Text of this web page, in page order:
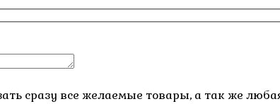
сразу все желаемые товары, а так же